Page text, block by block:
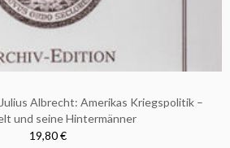
Albrecht: Amerikas Kriegspolitik –
und seine Hintermänner
19,80 €